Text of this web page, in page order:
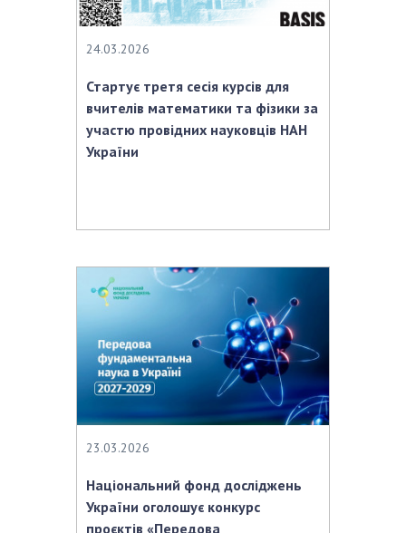
24.03.2026
Стартує третя сесія курсів для
вчителів математики та фізики за
участю провідних науковців НАН
України
23.03.2026
Національний фонд досліджень
України оголошує конкурс
проєктів «Передова